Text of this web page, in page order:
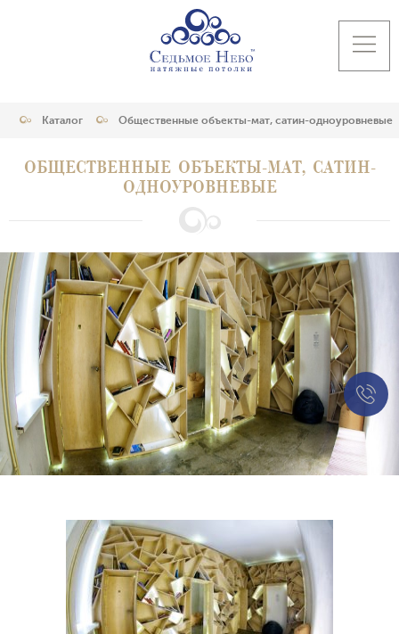
Каталог Общественные объекты-мат, сатин-одноуровневые
ОБЩЕСТВЕННЫЕ ОБЪЕКТЫ-МАТ, САТИН-
ОДНОУРОВНЕВЫЕ